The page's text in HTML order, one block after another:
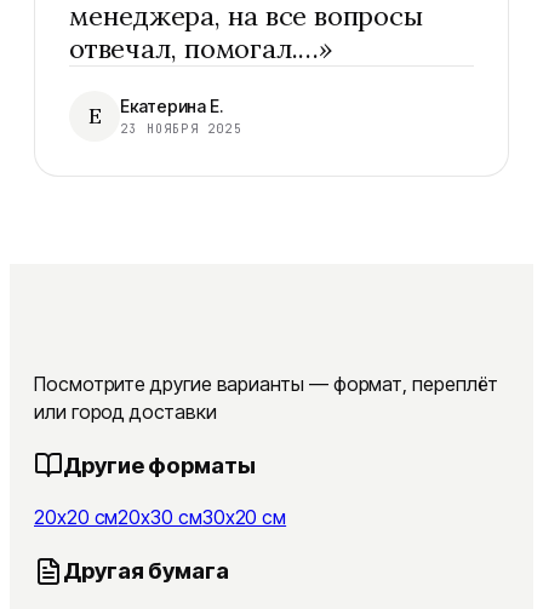
менеджера, на все вопросы
отвечал, помогал.…»
Е Екатерина Е.
23 НОЯБРЯ 2025
Посмотрите другие варианты — формат, переплёт
или город доставки
Другие форматы
20x20 см20x30 см30x20 см
Другая бумага